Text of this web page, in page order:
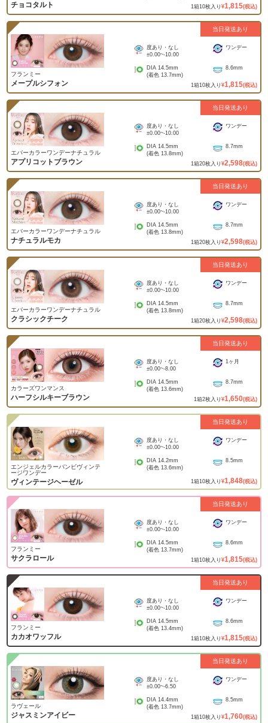
チョコタルト 1箱10枚入り ¥1,815(税込)
当日発送あり
フランミー
メープルシフォン
度あり・なし
±0.00~-10.00
ワンデー
DIA 14.5mm
(着色 13.7mm)
8.6mm
1箱10枚入り ¥1,815(税込)
当日発送あり
エバーカラーワンデーナチュラル
アプリコットブラウン
度あり・なし
±0.00~-10.00
ワンデー
DIA 14.5mm
(着色 13.8mm)
8.7mm
1箱20枚入り ¥2,598(税込)
当日発送あり
エバーカラーワンデーナチュラル
ナチュラルモカ
度あり・なし
±0.00~-10.00
ワンデー
DIA 14.5mm
(着色 13.8mm)
8.7mm
1箱20枚入り ¥2,598(税込)
当日発送あり
エバーカラーワンデーナチュラル
クラシックチーク
度あり・なし
±0.00~-10.00
ワンデー
DIA 14.5mm
(着色 13.8mm)
8.7mm
1箱20枚入り ¥2,598(税込)
当日発送あり
カラーズワンマンス
ハーフシルキーブラウン
度あり・なし
±0.00~-8.00
1ヶ月
DIA 14.5mm
(着色 13.6mm)
8.7mm
1箱2枚入り ¥1,650(税込)
当日発送あり
エンジェルカラーバンビヴィンテ
ージワンデー
ヴィンテージヘーゼル
度あり・なし
±0.00~-10.00
ワンデー
DIA 14.2mm
(着色 13.6mm)
8.5mm
1箱10枚入り ¥1,848(税込)
当日発送あり
フランミー
サクラロール
度あり・なし
±0.00~-10.00
ワンデー
DIA 14.5mm
(着色 13.7mm)
8.6mm
1箱10枚入り ¥1,815(税込)
当日発送あり
フランミー
カカオワッフル
度あり・なし
±0.00~-10.00
ワンデー
DIA 14.5mm
(着色 13.4mm)
8.6mm
1箱10枚入り ¥1,815(税込)
当日発送あり
ラヴェール
ジャスミンアイビー
度あり・なし
±0.00~-6.50
ワンデー
DIA 14.4mm
(着色 13.7mm)
8.5mm
1箱10枚入り ¥1,760(税込)